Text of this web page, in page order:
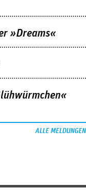
»Dreams«
ALLE MELDUNGEN